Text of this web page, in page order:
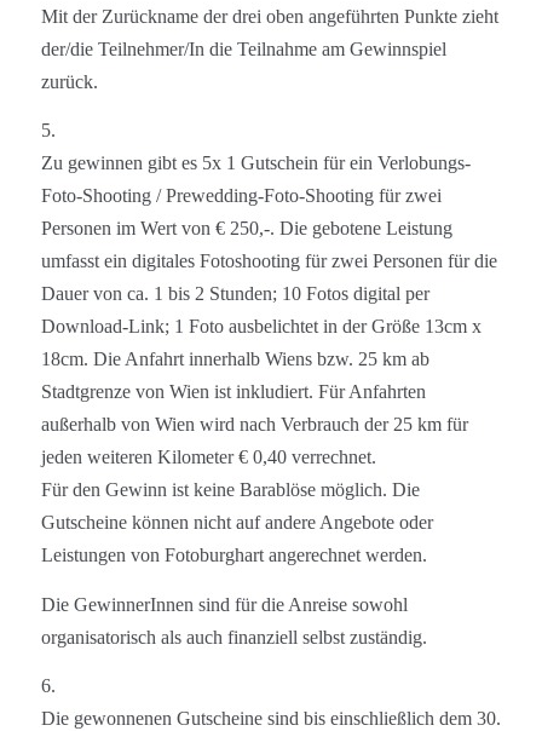
Mit der Zurückname der drei oben angeführten Punkte zieht
der/die Teilnehmer/In die Teilnahme am Gewinnspiel
zurück.
5.
Zu gewinnen gibt es 5x 1 Gutschein für ein Verlobungs-
Foto-Shooting / Prewedding-Foto-Shooting für zwei
Personen im Wert von € 250,-. Die gebotene Leistung
umfasst ein digitales Fotoshooting für zwei Personen für die
Dauer von ca. 1 bis 2 Stunden; 10 Fotos digital per
Download-Link; 1 Foto ausbelichtet in der Größe 13cm x
18cm. Die Anfahrt innerhalb Wiens bzw. 25 km ab
Stadtgrenze von Wien ist inkludiert. Für Anfahrten
außerhalb von Wien wird nach Verbrauch der 25 km für
jeden weiteren Kilometer € 0,40 verrechnet.
Für den Gewinn ist keine Barablöse möglich. Die
Gutscheine können nicht auf andere Angebote oder
Leistungen von Fotoburghart angerechnet werden.
Die GewinnerInnen sind für die Anreise sowohl
organisatorisch als auch finanziell selbst zuständig.
6.
Die gewonnenen Gutscheine sind bis einschließlich dem 30.